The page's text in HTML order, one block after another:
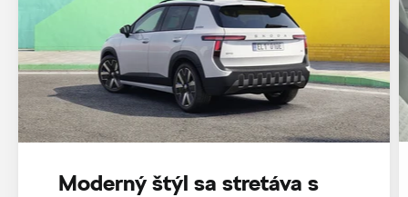
Moderný štýl sa stretáva s